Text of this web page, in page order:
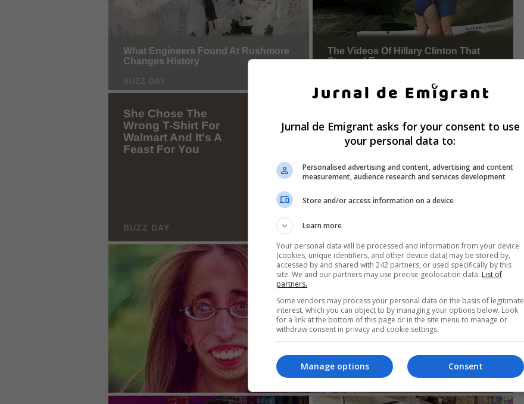
Jurnal de Emigrant asks for your consent to use
your personal data to:
Personalised advertising and content, advertising and content
measurement, audience research and services development
Store and/or access information on a device
Learn more
Your personal data will be processed and information from your device
(cookies, unique identifiers, and other device data) may be stored by,
accessed by and shared with 242 partners, or used specifically by this
site. We and our partners may use precise geolocation data. List of
partners.
Some vendors may process your personal data on the basis of legitimate
interest, which you can object to by managing your options below. Look
for a link at the bottom of this page or in the site menu to manage or
withdraw consent in privacy and cookie settings.
Consent
Manage options